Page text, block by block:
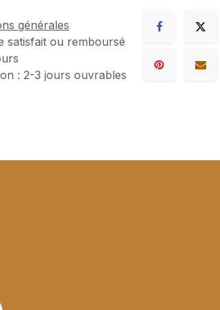
générales
satisfait ou remboursé
: 2-3 jours ouvrables